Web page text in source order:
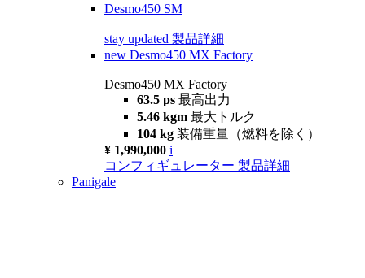
Desmo450 SM
stay updated 製品詳細
new Desmo450 MX Factory
Desmo450 MX Factory
63.5 ps 最高出力
5.46 kgm 最大トルク
104 kg 装備重量（燃料を除く）
¥ 1,990,000 i
コンフィギュレーター 製品詳細
Panigale